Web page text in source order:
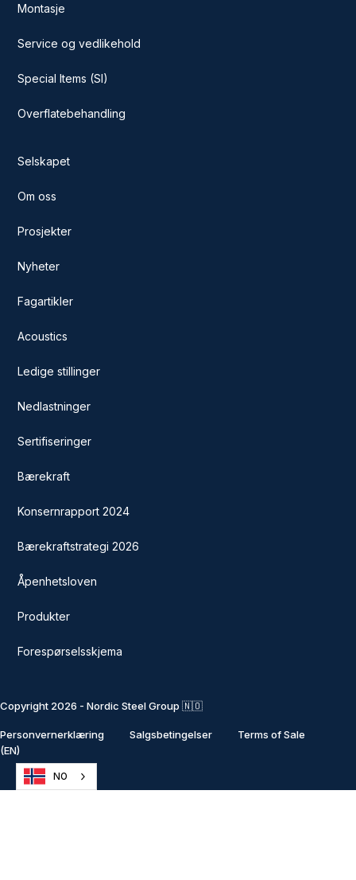
Montasje
Service og vedlikehold
Special Items (SI)
Overflatebehandling
Selskapet
Om oss
Prosjekter
Nyheter
Fagartikler
Acoustics
Ledige stillinger
Nedlastninger
Sertifiseringer
Bærekraft
Konsernrapport 2024
Bærekraftstrategi 2026
Åpenhetsloven
Produkter
Forespørselsskjema
Copyright 2026 - Nordic Steel Group 🇳🇴
Personvernerklæring Salgsbetingelser
Terms of Sale
(EN)
NO